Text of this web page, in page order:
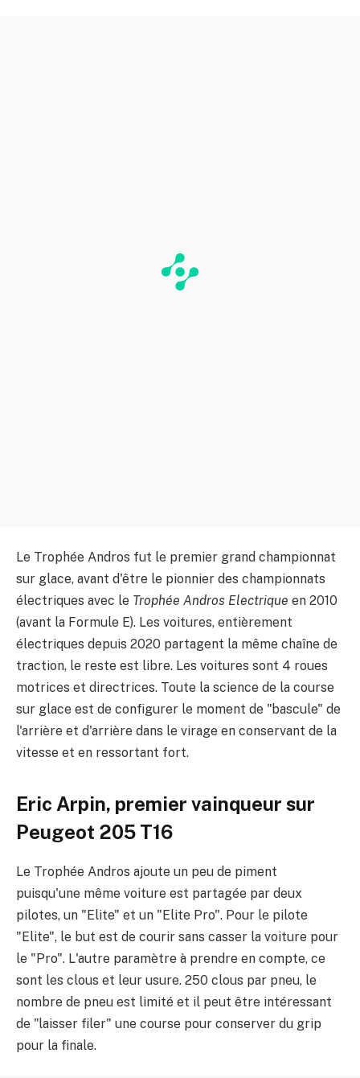
Le Trophée Andros fut le premier grand championnat
sur glace, avant d'être le pionnier des championnats
électriques avec le Trophée Andros Electrique en 2010
(avant la Formule E). Les voitures, entièrement
électriques depuis 2020 partagent la même chaîne de
traction, le reste est libre. Les voitures sont 4 roues
motrices et directrices. Toute la science de la course
sur glace est de configurer le moment de "bascule" de
l'arrière et d'arrière dans le virage en conservant de la
vitesse et en ressortant fort.
Eric Arpin, premier vainqueur sur
Peugeot 205 T16
Le Trophée Andros ajoute un peu de piment
puisqu'une même voiture est partagée par deux
pilotes, un "Elite" et un "Elite Pro". Pour le pilote
"Elite", le but est de courir sans casser la voiture pour
le "Pro". L'autre paramètre à prendre en compte, ce
sont les clous et leur usure. 250 clous par pneu, le
nombre de pneu est limité et il peut être intéressant
de "laisser filer" une course pour conserver du grip
pour la finale.